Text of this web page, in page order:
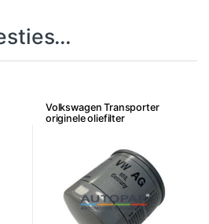
Volkswagen Transporter
originele oliefilter